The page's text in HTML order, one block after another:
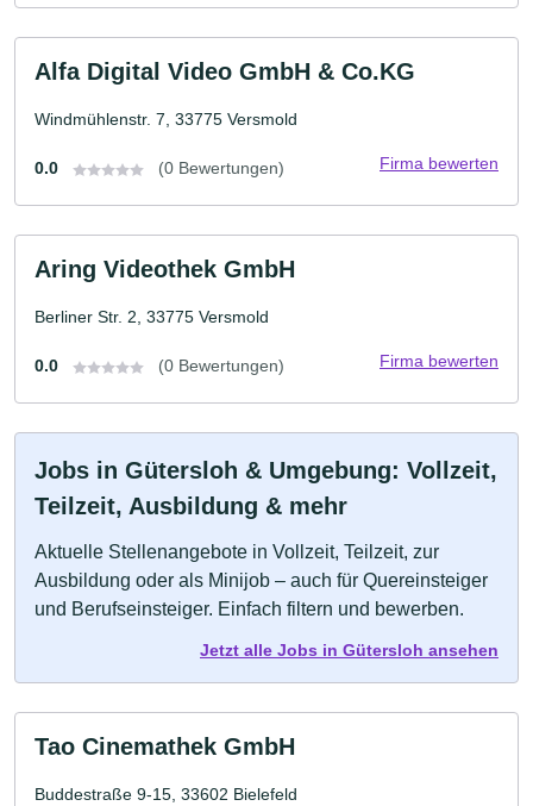
Alfa Digital Video GmbH & Co.KG
Windmühlenstr. 7, 33775 Versmold
0.0 (0 Bewertungen) Firma bewerten
Aring Videothek GmbH
Berliner Str. 2, 33775 Versmold
0.0 (0 Bewertungen) Firma bewerten
Jobs in Gütersloh & Umgebung: Vollzeit,
Teilzeit, Ausbildung & mehr
Aktuelle Stellenangebote in Vollzeit, Teilzeit, zur
Ausbildung oder als Minijob – auch für Quereinsteiger
und Berufseinsteiger. Einfach filtern und bewerben.
Jetzt alle Jobs in Gütersloh ansehen
Tao Cinemathek GmbH
Buddestraße 9-15, 33602 Bielefeld